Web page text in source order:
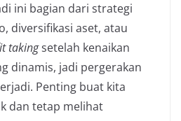
ini bagian dari strategi
diversifikasi aset, atau
takingsetelah kenaikan
dinamis, jadi pergerakan
Penting buat kita
dan tetap melihat